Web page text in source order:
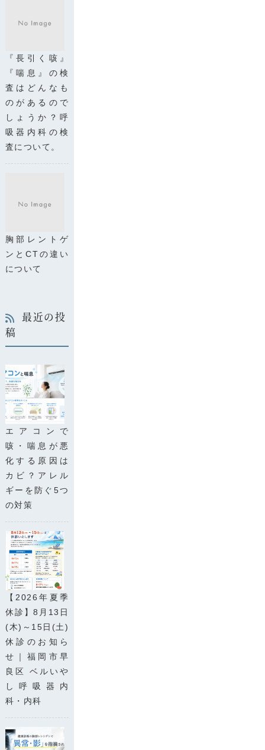
『長引く咳』
『喘息』の検
査はどんなも
のがあるので
しょうか？呼
吸器内科の検
査について。
胸部レントゲ
ンとCTの違い
について
最近の投
稿
エアコンで
咳・喘息が悪
化する原因は
カビ？アレル
ギーを防ぐ5つ
の対策
【2026年夏季
休診】8月13日
(木)～15日(土)
休診のお知ら
せ｜福岡市早
良区 ベルいや
し呼吸器内
科・内科